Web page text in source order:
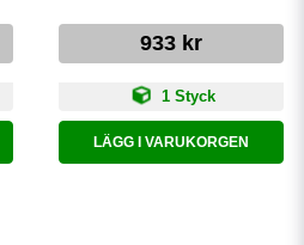
933 kr
1 Styck
LÄGG I VARUKORGEN